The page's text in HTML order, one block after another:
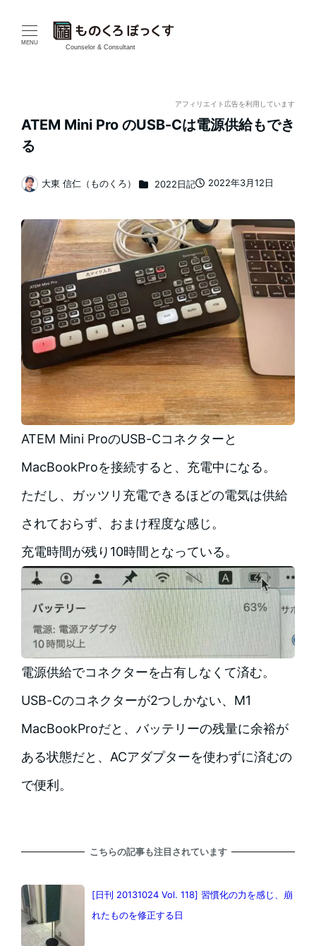
MENU
Counselor & Consultant
アフィリエイト広告を利用しています
ATEM Mini Pro のUSB-Cは電源供給もでき
る
投稿日
2022年3月12日
著
大東 信仁（ものくろ） カテゴリー
2022日記
ATEM Mini ProのUSB-Cコネクターと
MacBookProを接続すると、充電中になる。
ただし、ガッツリ充電できるほどの電気は供給
されておらず、おまけ程度な感じ。
充電時間が残り10時間となっている。
電源供給でコネクターを占有しなくて済む。
USB-Cのコネクターが2つしかない、M1
MacBookProだと、バッテリーの残量に余裕が
ある状態だと、ACアダプターを使わずに済むの
で便利。
こちらの記事も注目されています
[日刊 20131024 Vol. 118] 習慣化の力を感じ、崩
れたものを修正する日